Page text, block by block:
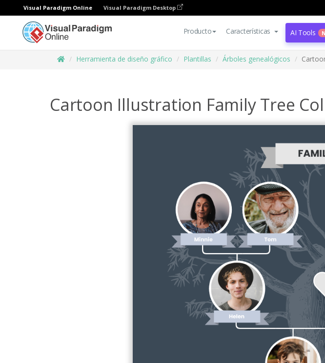
Visual Paradigm Online Visual Paradigm Desktop
Producto Características AI Tools
Herramienta de diseño gráfico Plantillas Árboles genealógicos
Cartoon Illustration Family Tree